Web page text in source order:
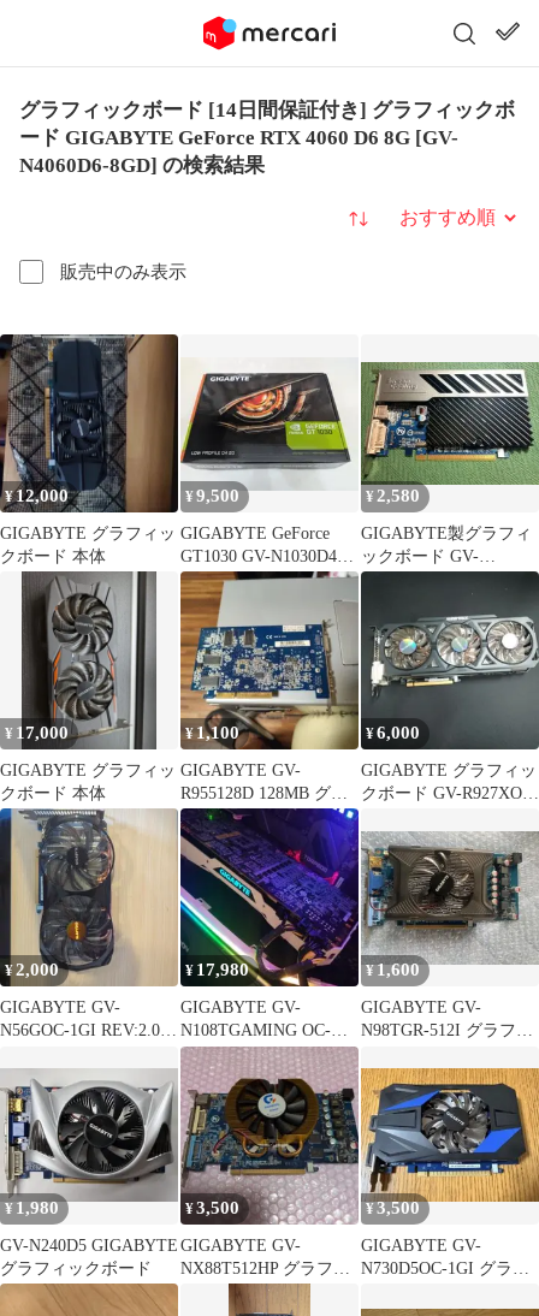
グラフィックボード [14日間保証付き] グラフィックボ
ード GIGABYTE GeForce RTX 4060 D6 8G [GV-
N4060D6-8GD] の検索結果
販売中のみ表示
並び替え
¥12,000
GIGABYTE グラフィッ
クボード 本体
¥9,500
GIGABYTE GeForce
GT1030 GV-N1030D4-
2GL
¥ 2,580
GIGABYTE製グラフィ
ックボード GV-
RX24P256H
¥ 17,000
GIGABYTE グラフィッ
クボード 本体
¥1,100
GIGABYTE GV-
R955128D 128MB グラ
フィックボード
¥6,000
GIGABYTE グラフィッ
クボード GV-R927XOC-
¥2,000
GIGABYTE GV-
N56GOC-1GI REV:2.0
¥ 17,980
GIGABYTE GV-
N108TGAMING OC-
11GD 1080Ti
¥1,600
GIGABYTE GV-
N98TGR-512I グラフィ
¥ 1,980
GV-N240D5 GIGABYTE
グラフィックボード
¥3,500
GIGABYTE GV-
NX88T512HP グラフィ
ックボード 本体
¥3,500
GIGABYTE GV-
N730D5OC-1GI グラフ